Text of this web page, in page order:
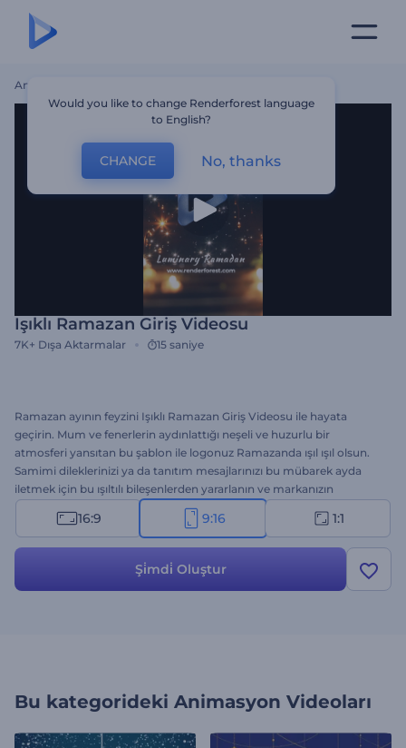
Ana Sayfa
Işıklı Ramazan Giriş Videosu
7K+ Dışa Aktarmalar 15 saniye
Ramazan ayının feyzini Işıklı Ramazan Giriş Videosu ile hayata
geçirin. Mum ve fenerlerin aydınlattığı neşeli ve huzurlu bir
atmosferi yansıtan bu şablon ile logonuz Ramazanda ışıl ışıl olsun.
Samimi dileklerinizi ya da tanıtım mesajlarınızı bu mübarek ayda
iletmek için bu ışıltılı bileşenlerden yararlanın ve markanızın
kimliğine harika bir dokunuş yapın. Logonuzu ekleyin, özel
mesajlarınızı girin ve unutulmaz bir Ramazan jeneriği için
16:9 9:16 1:1
Şi̇mdi̇ Oluştur
Bu kategorideki Animasyon Videoları
Would you like to change Renderforest language
to English?
CHANGE No, thanks